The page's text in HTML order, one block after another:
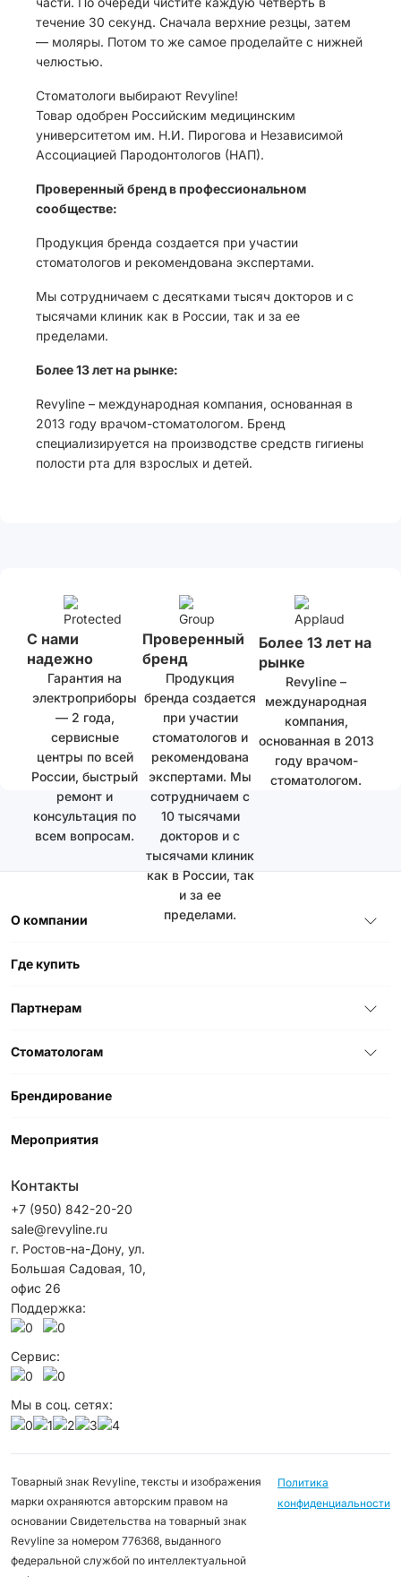
течение 30 секунд. Сначала верхние резцы, затем
— моляры. Потом то же самое проделайте с нижней
челюстью.
Стоматологи выбирают Revyline!
Товар одобрен Российским медицинским
университетом им. Н.И. Пирогова и Независимой
Ассоциацией Пародонтологов (НАП).
Проверенный бренд в профессиональном
сообществе:
Продукция бренда создается при участии
стоматологов и рекомендована экспертами.
Мы сотрудничаем с десятками тысяч докторов и с
тысячами клиник как в России, так и за ее
пределами.
Более 13 лет на рынке:
Revyline – международная компания, основанная в
2013 году врачом-стоматологом. Бренд
специализируется на производстве средств гигиены
полости рта для взрослых и детей.
С нами
надежно
Гарантия на
электроприборы
— 2 года,
сервисные
центры по всей
России, быстрый
ремонт и
консультация по
всем вопросам.
Проверенный
бренд
Продукция
бренда создается
при участии
стоматологов и
рекомендована
экспертами. Мы
сотрудничаем с
10 тысячами
докторов и с
тысячами клиник
как в России, так
и за ее
пределами.
Более 13 лет на
рынке
Revyline –
международная
компания,
основанная в 2013
году врачом-
стоматологом.
О компании
Где купить
Партнерам
Стоматологам
Брендирование
Мероприятия
Контакты
+7 (950) 842-20-20
sale@revyline.ru
г. Ростов-на-Дону, ул.
Большая Садовая, 10,
офис 26
Поддержка:
Сервис:
Мы в соц. сетях:
Товарный знак Revyline, тексты и изображения
марки охраняются авторским правом на
основании Свидетельства на товарный знак
Revyline за номером 776368, выданного
федеральной службой по интеллектуальной
Политика
конфиденциальности